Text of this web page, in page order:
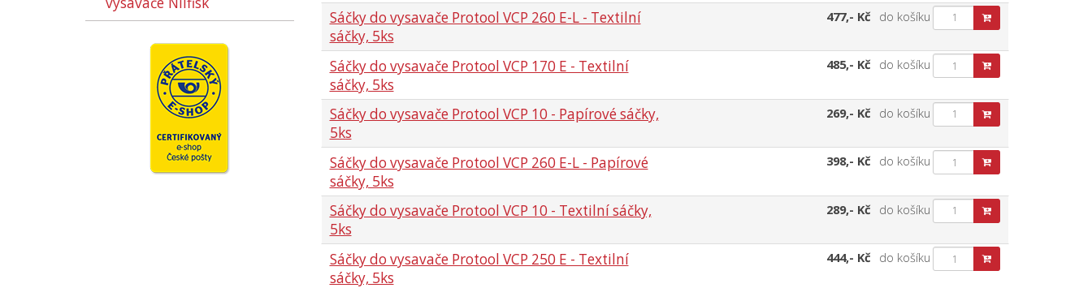
Sáčky do vysavače Protool VCP 260 E-L - Textilní
sáčky, 5ks
477,- Kč do košíku
Sáčky do vysavače Protool VCP 170 E - Textilní
sáčky, 5ks
485,- Kč do košíku
Sáčky do vysavače Protool VCP 10 - Papírové sáčky,
5ks
269,- Kč do košíku
Sáčky do vysavače Protool VCP 260 E-L - Papírové
sáčky, 5ks
398,- Kč do košíku
Sáčky do vysavače Protool VCP 10 - Textilní sáčky,
5ks
289,- Kč do košíku
Sáčky do vysavače Protool VCP 250 E - Textilní
sáčky, 5ks
444,- Kč do košíku